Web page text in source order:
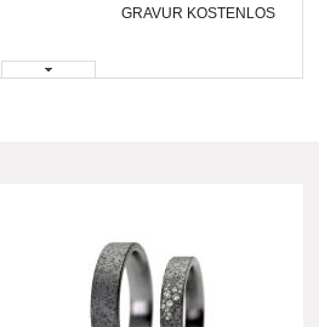
GRAVUR KOSTENLOS